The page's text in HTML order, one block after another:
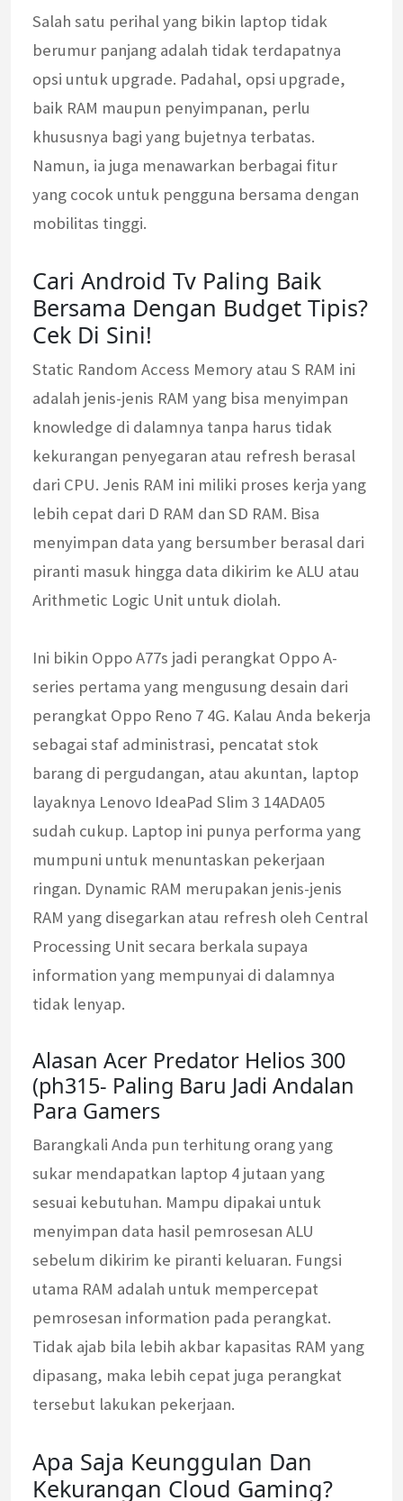
Salah satu perihal yang bikin laptop tidak
berumur panjang adalah tidak terdapatnya
opsi untuk upgrade. Padahal, opsi upgrade,
baik RAM maupun penyimpanan, perlu
khususnya bagi yang bujetnya terbatas.
Namun, ia juga menawarkan berbagai fitur
yang cocok untuk pengguna bersama dengan
mobilitas tinggi.
Cari Android Tv Paling Baik
Bersama Dengan Budget Tipis?
Cek Di Sini!
Static Random Access Memory atau S RAM ini
adalah jenis-jenis RAM yang bisa menyimpan
knowledge di dalamnya tanpa harus tidak
kekurangan penyegaran atau refresh berasal
dari CPU. Jenis RAM ini miliki proses kerja yang
lebih cepat dari D RAM dan SD RAM. Bisa
menyimpan data yang bersumber berasal dari
piranti masuk hingga data dikirim ke ALU atau
Arithmetic Logic Unit untuk diolah.
Ini bikin Oppo A77s jadi perangkat Oppo A-
series pertama yang mengusung desain dari
perangkat Oppo Reno 7 4G. Kalau Anda bekerja
sebagai staf administrasi, pencatat stok
barang di pergudangan, atau akuntan, laptop
layaknya Lenovo IdeaPad Slim 3 14ADA05
sudah cukup. Laptop ini punya performa yang
mumpuni untuk menuntaskan pekerjaan
ringan. Dynamic RAM merupakan jenis-jenis
RAM yang disegarkan atau refresh oleh Central
Processing Unit secara berkala supaya
information yang mempunyai di dalamnya
tidak lenyap.
Alasan Acer Predator Helios 300
(ph315- Paling Baru Jadi Andalan
Para Gamers
Barangkali Anda pun terhitung orang yang
sukar mendapatkan laptop 4 jutaan yang
sesuai kebutuhan. Mampu dipakai untuk
menyimpan data hasil pemrosesan ALU
sebelum dikirim ke piranti keluaran. Fungsi
utama RAM adalah untuk mempercepat
pemrosesan information pada perangkat.
Tidak ajab bila lebih akbar kapasitas RAM yang
dipasang, maka lebih cepat juga perangkat
tersebut lakukan pekerjaan.
Apa Saja Keunggulan Dan
Kekurangan Cloud Gaming?